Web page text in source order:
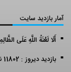
آمار بازدید سایت
أَلَا لَعْنَةُ اللَّهِ عَلَى
بازدید دیروز : 11802 نفر